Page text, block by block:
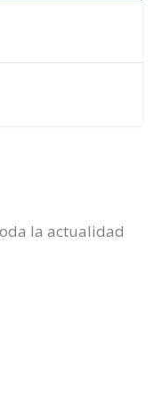
la actualidad